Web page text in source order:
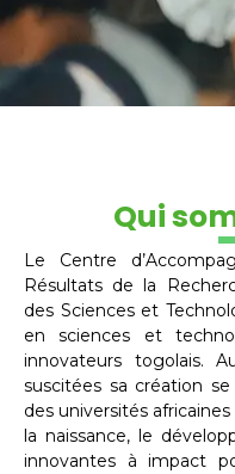
Qui
Le Centre
Résultats de la
des Sciences et
en sciences et
innovateurs togolais.
suscitées sa création
des universités
la naissance, le
innovantes à impact